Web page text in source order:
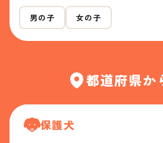
男の子 女の子
都道府県か
保護犬